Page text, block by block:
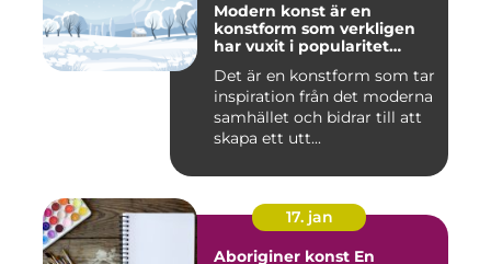
Modern konst är en
konstform som verkligen
har vuxit i popularitet
decennierna
Det är en konstform som tar
inspiration från det moderna
samhället och bidrar till att
skapa ett utt...
17. jan
Aboriginer konst En